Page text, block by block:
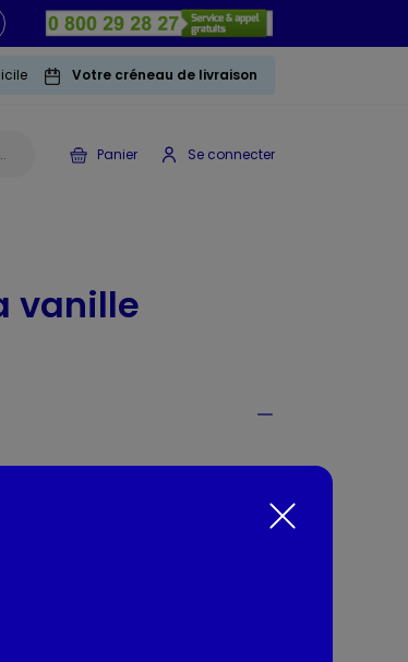
Votre créneau de livraison
Panier Se connecter
vanille
rond 7% (origine France),
: gomme de xanthane,